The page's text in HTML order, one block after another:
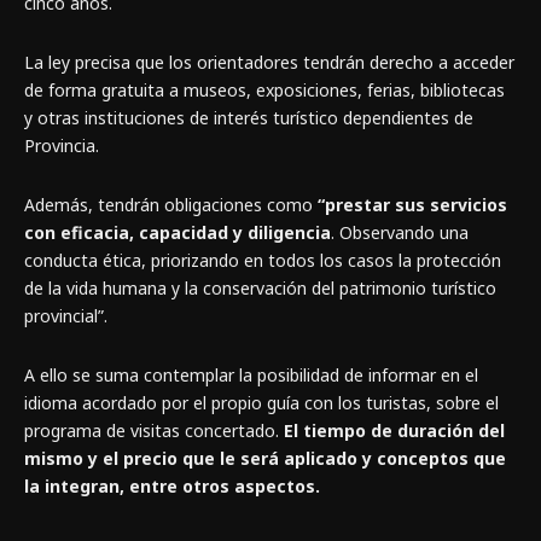
La ley precisa que los orientadores tendrán derecho a acceder
de forma gratuita a museos, exposiciones, ferias, bibliotecas
y otras instituciones de interés turístico dependientes de
Provincia.
Además, tendrán obligaciones como “prestar sus servicios
con eficacia, capacidad y diligencia. Observando una
conducta ética, priorizando en todos los casos la protección
de la vida humana y la conservación del patrimonio turístico
provincial”.
A ello se suma contemplar la posibilidad de informar en el
idioma acordado por el propio guía con los turistas, sobre el
programa de visitas concertado. El tiempo de duración del
mismo y el precio que le será aplicado y conceptos que
la integran, entre otros aspectos.